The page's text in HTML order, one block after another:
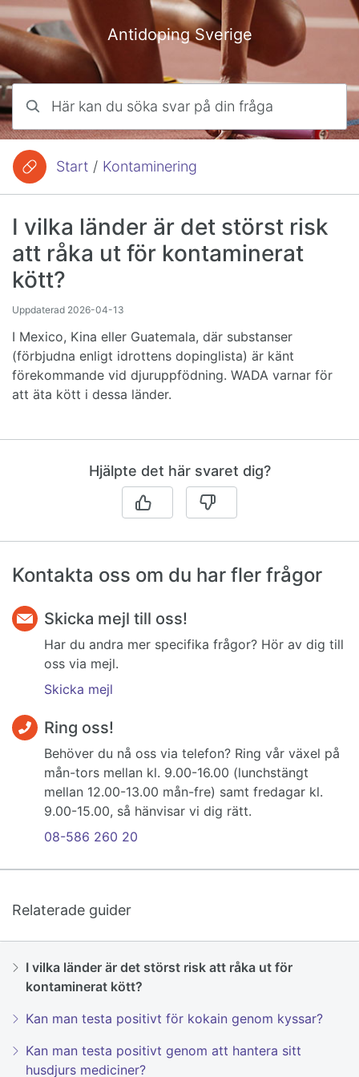
Hoppa till innehåll
Antidoping Sverige
Du är här:Start / Kontaminering
I vilka länder är det störst risk
att råka ut för kontaminerat
kött?
Uppdaterad 2026-04-13
I Mexico, Kina eller Guatemala, där substanser
(förbjudna enligt idrottens dopinglista) är känt
förekommande vid djuruppfödning. WADA varnar för
att äta kött i dessa länder.
Hjälpte det här svaret dig?
Kontakta oss om du har fler frågor
Skicka mejl till oss!
Har du andra mer specifika frågor? Hör av dig till
oss via mejl.
Skicka mejl
Ring oss!
Behöver du nå oss via telefon? Ring vår växel på
mån-tors mellan kl. 9.00-16.00 (lunchstängt
mellan 12.00-13.00 mån-fre) samt fredagar kl.
9.00-15.00, så hänvisar vi dig rätt.
08-586 260 20
Relaterade guider
I vilka länder är det störst risk att råka ut för
kontaminerat kött?
Kan man testa positivt för kokain genom kyssar?
Kan man testa positivt genom att hantera sitt
husdjurs mediciner?